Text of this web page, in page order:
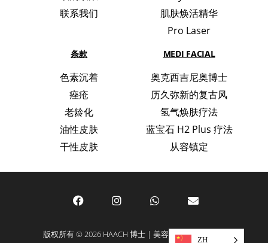
联系我们
肌肤焕活精华
Pro Laser
条款
色素沉着
痤疮
老龄化
油性皮肤
干性皮肤
MEDI FACIAL
奥克西吉尼奥博士
历久弥新的复古风
氢气焕肤疗法
蓝宝石 H2 Plus 疗法
从容镇定
版权所有 © 2026 HAACH 博士 | 美容与护肤领域的专家
ZH